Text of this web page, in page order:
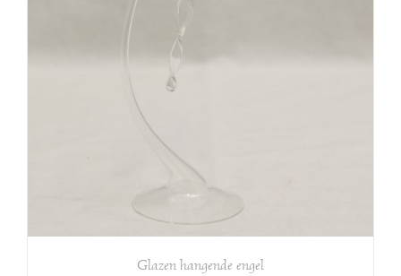
Glazen hangende engel